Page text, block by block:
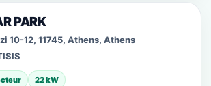
PARK
10-12, 11745, Athens, Athens
22 kW